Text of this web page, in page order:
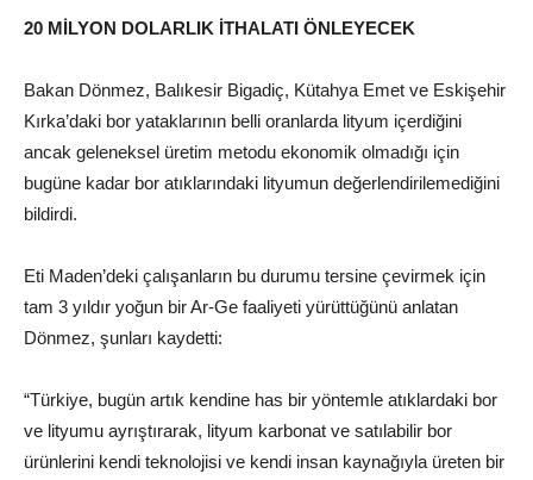
20 MİLYON DOLARLIK İTHALATI ÖNLEYECEK
Bakan Dönmez, Balıkesir Bigadiç, Kütahya Emet ve Eskişehir
Kırka’daki bor yataklarının belli oranlarda lityum içerdiğini
ancak geleneksel üretim metodu ekonomik olmadığı için
bugüne kadar bor atıklarındaki lityumun değerlendirilemediğini
bildirdi.
Eti Maden’deki çalışanların bu durumu tersine çevirmek için
tam 3 yıldır yoğun bir Ar-Ge faaliyeti yürüttüğünü anlatan
Dönmez, şunları kaydetti:
“Türkiye, bugün artık kendine has bir yöntemle atıklardaki bor
ve lityumu ayrıştırarak, lityum karbonat ve satılabilir bor
ürünlerini kendi teknolojisi ve kendi insan kaynağıyla üreten bir